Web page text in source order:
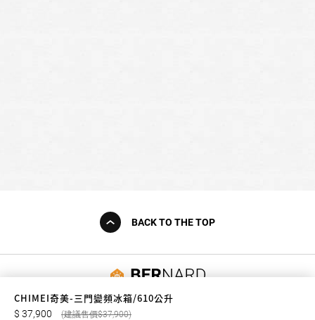
CHIMEI奇美-三門變頻冰箱/610公升
37,900 37,900
BACK TO THE TOP
友誠購物